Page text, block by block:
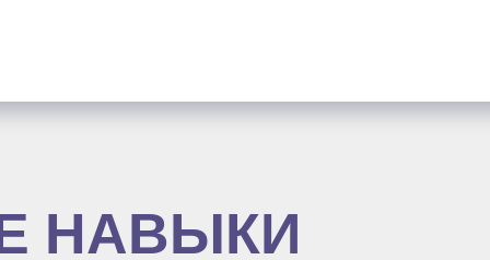
НАВЫКИ